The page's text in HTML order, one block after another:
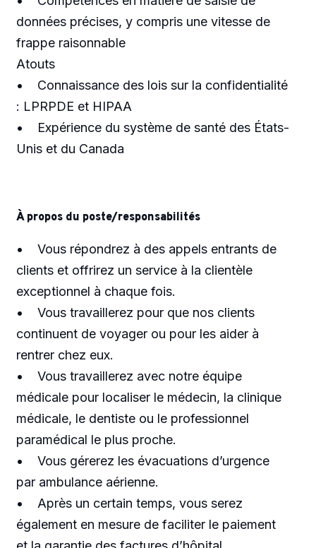
données précises, y compris une vitesse de
frappe raisonnable
Atouts
• Connaissance des lois sur la confidentialité
: LPRPDE et HIPAA
• Expérience du système de santé des États-
Unis et du Canada
À propos du poste/responsabilités
• Vous répondrez à des appels entrants de
clients et offrirez un service à la clientèle
exceptionnel à chaque fois.
• Vous travaillerez pour que nos clients
continuent de voyager ou pour les aider à
rentrer chez eux.
• Vous travaillerez avec notre équipe
médicale pour localiser le médecin, la clinique
médicale, le dentiste ou le professionnel
paramédical le plus proche.
• Vous gérerez les évacuations d’urgence
par ambulance aérienne.
• Après un certain temps, vous serez
également en mesure de faciliter le paiement